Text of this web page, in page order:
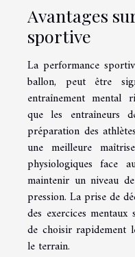
Avantages
sportive
La performance
ballon, peut être
entraînement mental
que les entraîneurs
préparation des
une meilleure
physiologiques face
maintenir un niveau
pression. La prise de
des exercices
de choisir rapidement
le terrain.